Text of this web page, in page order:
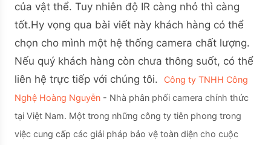
của vật thể. Tuy nhiên độ IR càng nhỏ thì càng
tốt.Hy vọng qua bài viết này khách hàng có thể
chọn cho mình một hệ thống camera chất lượng.
Nếu quý khách hàng còn chưa thông suốt, có thể
liên hệ trực tiếp với chúng tôi.
Công ty TNHH Công
Nghệ Hoàng Nguyễn - Nhà phân phối camera chính thức
tại Việt Nam. Một trong những công ty tiên phong trong
việc cung cấp các giải pháp bảo vệ toàn diện cho cuộc